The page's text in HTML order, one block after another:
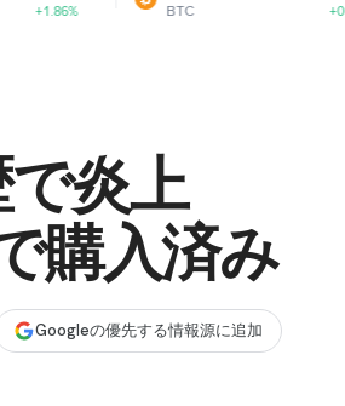
BTC
炎上
購入済み
Googleの優先する情報源に追加